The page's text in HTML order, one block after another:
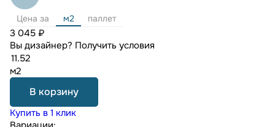
Цена за м2 паллет
3 045 ₽
Вы дизайнер? Получить условия
м2
В корзину
Купить в 1 клик